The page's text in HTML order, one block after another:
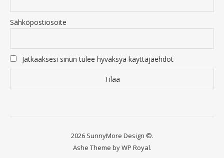
Sähköpostiosoite
Jatkaaksesi sinun tulee hyväksyä käyttäjäehdot
2026 SunnyMore Design ©.
Ashe Theme byWP Royal.